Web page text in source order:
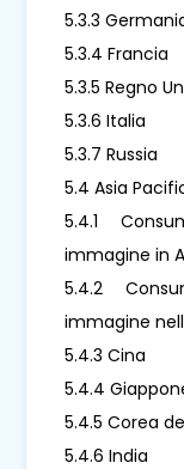
5.3.3
5.3.4 Francia
5.3.5 Regno
5.3.6 Italia
5.3.7 Russia
5.4 Asia
5.4.1
immagine in
5.4.2
immagine
5.4.3 Cina
5.4.4
5.4.5 Corea
5.4.6 India